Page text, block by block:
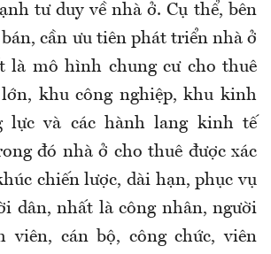
tư duy về nhà ở. Cụ thể, bên
cần ưu tiên phát triển nhà ở
là mô hình chung cư cho thuê
khu công nghiệp, khu kinh
lực và các hành lang kinh tế
đó nhà ở cho thuê được xác
chiến lược, dài hạn, phục vụ
dân, nhất là công nhân, người
viên, cán bộ, công chức, viên